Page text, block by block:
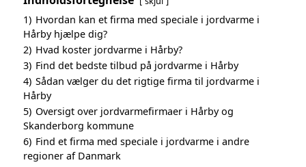
1) Hvordan kan et firma med speciale i jordvarme i
Hårby hjælpe dig?
2) Hvad koster jordvarme i Hårby?
3) Find det bedste tilbud på jordvarme i Hårby
4) Sådan vælger du det rigtige firma til jordvarme i
Hårby
5) Oversigt over jordvarmefirmaer i Hårby og
Skanderborg kommune
6) Find et firma med speciale i jordvarme i andre
regioner af Danmark